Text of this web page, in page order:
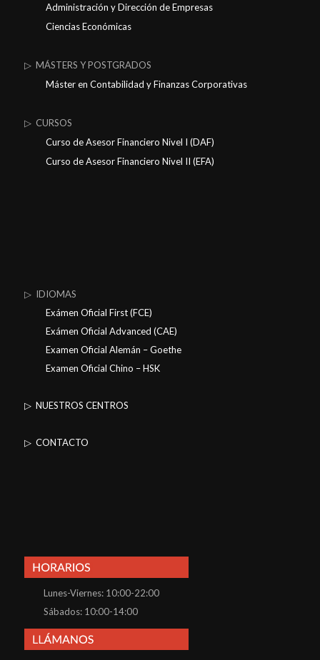
Administración y Dirección de Empresas
Ciencias Económicas
▷ MÁSTERS Y POSTGRADOS
Máster en Contabilidad y Finanzas Corporativas
▷ CURSOS
Curso de Asesor Financiero Nivel I (DAF)
Curso de Asesor Financiero Nivel II (EFA)
▷ IDIOMAS
Exámen Oficial First (FCE)
Exámen Oficial Advanced (CAE)
Examen Oficial Alemán – Goethe
Examen Oficial Chino – HSK
▷ NUESTROS CENTROS
▷ CONTACTO
Lunes-Viernes: 10:00-22:00
Sábados: 10:00-14:00